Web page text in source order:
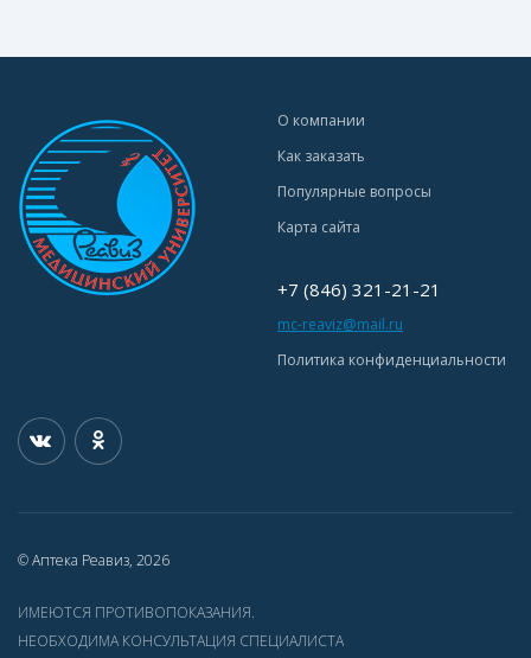
О компании
Как заказать
Популярные вопросы
Карта сайта
+7 (846) 321-21-21
mc-reaviz@mail.ru
Политика конфиденциальности
© Аптека Реавиз, 2026
ИМЕЮТСЯ ПРОТИВОПОКАЗАНИЯ.
НЕОБХОДИМА КОНСУЛЬТАЦИЯ СПЕЦИАЛИСТА